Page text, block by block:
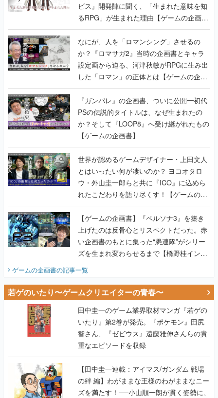
ビス』開発陣に聞く、「生まれた意味を知
るRPG」が生まれた理由【ゲームの企画
書】
なにが、人を「ロマンシング」させるの
か？『ロマサガ2』当時の企画書とキャラ
設定画から迫る、河津秋敏がRPGに生み出
した「ロマン」の正体とは【ゲームの企画
書】
『ガンパレ』の企画書、ついに公開━初代
PSの伝説的タイトルは、なぜ生まれたの
か？そして『LOOP8』へ受け継がれたもの
【ゲームの企画書】
世界が認めるゲームデザイナー・上田文人
とはいったい何が凄いのか？ ヨコオタロ
ウ・外山圭一郎らと共に『ICO』に込めら
れたこだわりを語り尽くす！【ゲームの企
画書】
【ゲームの企画書】『ペルソナ3』を築き
上げたのは反骨心とリスペクトだった。赤
い企画書のもとに集った“愚連隊”がシリー
ズを生まれ変わらせるまで【橋野桂インタ
ゲームの企画書の記事一覧
若ゲのいたり〜ゲームクリエイターの青春〜
田中圭一のゲーム業界取材マンガ『若ゲの
いたり』第2巻が発売。『ポケモン』田尻
智さん、『ゼビウス』遠藤雅伸さんらの貴
重なエピソードを収録
【田中圭一連載：アイマス/ガンダム 戦場
の絆 編】わがままな王様のわがままなニー
ズを満たす！──小山順一朗が貫く姿勢に、